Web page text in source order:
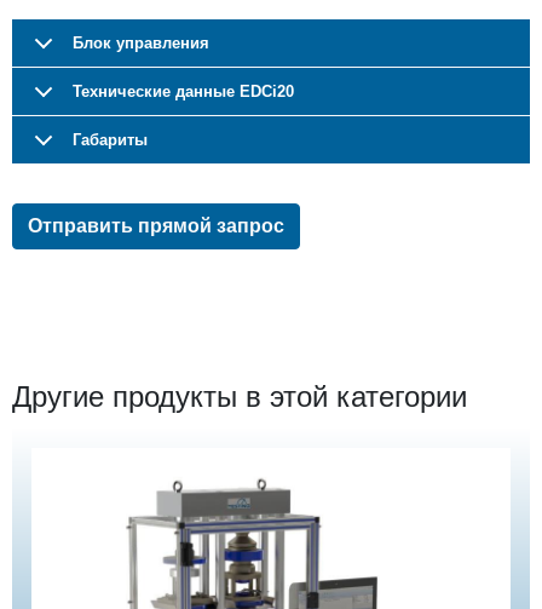
Блок управления
Технические данные EDCi20
Габариты
Отправить прямой запрос
Другие продукты в этой категории